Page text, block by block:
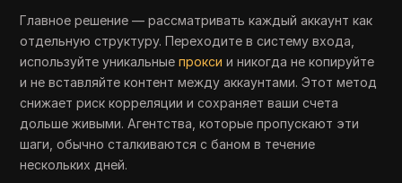
Главное решение — рассматривать каждый аккаунт как
отдельную структуру. Переходите в систему входа,
используйте уникальныепрокси и никогда не копируйте
и не вставляйте контент между аккаунтами. Этот метод
снижает риск корреляции и сохраняет ваши счета
дольше живыми. Агентства, которые пропускают эти
шаги, обычно сталкиваются с баном в течение
нескольких дней.